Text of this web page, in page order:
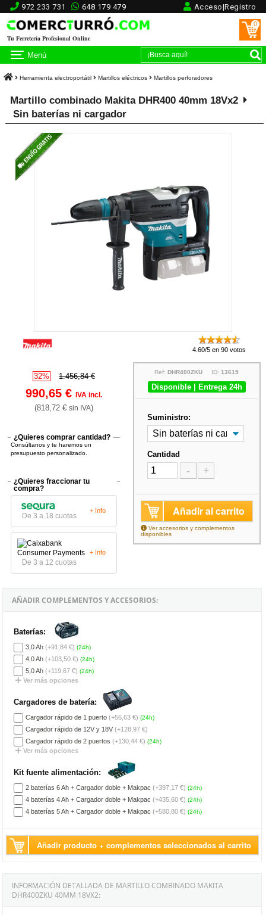
972 233 731 648 179 479 Acceso|Registro
Tu Ferretería Profesional Online
0
Menú
Herramienta electroportátil Martillos eléctricos Martillos perforadores
Martillo combinado Makita DHR400 40mm 18Vx2
Sin baterías ni cargador
4.60/5 en 90 votos
32% 1.456,84 €
990,65 €IVA incl.
(818,72 €sin IVA)
¿Quieres comprar cantidad?
Consúltanos y te haremos un
presupuesto personalizado.
¿Quieres fraccionar tu
compra?
De 3 a 18 cuotas
+ Info
De 3 a 12 cuotas
+ Info
Ref:DHR400ZKU ID:13615
Disponible | Entrega 24h
Suministro:
Cantidad
- +
Añadir al carrito
Ver accesorios y complementos
disponibles
AÑADIR COMPLEMENTOS Y ACCESORIOS:
Baterías:
3,0 Ah (+91,84 €) (24h)
4,0 Ah (+103,50 €) (24h)
5,0 Ah (+119,67 €) (24h)
Ver más opciones
Cargadores de batería:
Cargador rápido de 1 puerto (+56,63 €) (24h)
Cargador rápido de 12V y 18V (+128,97 €)
Cargador rápido de 2 puertos (+130,44 €) (24h)
Ver más opciones
Kit fuente alimentación:
2 baterías 6 Ah + Cargador doble + Makpac (+397,17 €) (24h)
4 baterías 4 Ah + Cargador doble + Makpac (+435,60 €) (24h)
4 baterías 5 Ah + Cargador doble + Makpac (+580,80 €) (24h)
Añadir producto + complementos seleccionados al carrito
INFORMACIÓN DETALLADA DE MARTILLO COMBINADO MAKITA
DHR400ZKU 40MM 18VX2: